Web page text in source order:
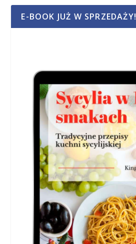
E-BOOK JUŻ W SPRZEDAŻY!